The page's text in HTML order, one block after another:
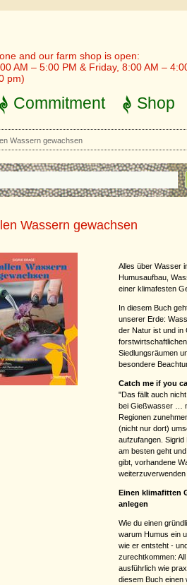
and our farm shop is open:
AM – 5:00 PM & Friday, 8:00 AM –
pm)
Commitment Shop
Wassern gewachsen
Wassern gewachsen
Alles über Wasser
Humusaufbau,
einer klimafesten
In diesem Buch
unserer Erde:
der Natur ist und in
Siedlungsräumen
besondere
Catch me if you
"Das fällt auch
bei Gießwasser …
Regionen
(nicht nur dort)
aufzufangen. Sigrid
am besten geht
gibt, vorhandene
weiterzuverwenden
Einen klimafitten
anlegen
Wie du einen
warum Humus ein
wie er entsteht -
zurechtkommen:
ausführlich wie
diesem Buch